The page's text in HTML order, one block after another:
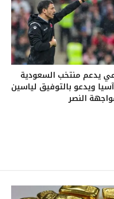
يدعم منتخب السعودية
ويدعو بالتوفيق لياسين
النصر